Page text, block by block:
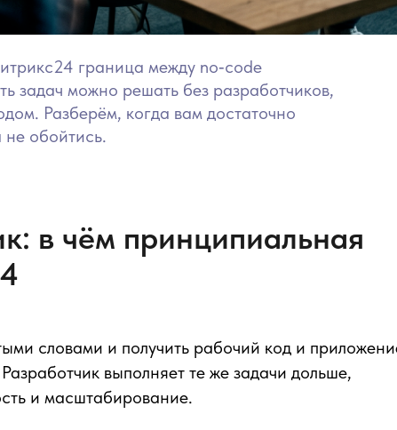
граница между no‑code
задач можно решать без разработчиков,
Разберём, когда вам достаточно
не обойтись.
в чём принципиальная
словами и получить рабочий код и
выполняет те же задачи дольше,
и масштабирование.